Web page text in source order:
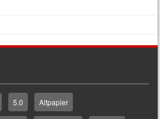
5.0 Altpapier